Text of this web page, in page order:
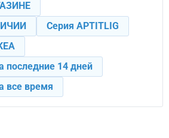
Серия APTITLIG
последние 14 дней
все время